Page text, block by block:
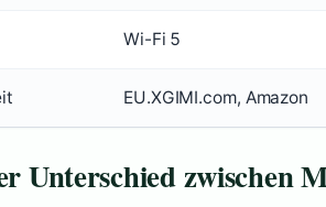
Wi-Fi 5
EU.XGIMI.com, Amazon
Unterschied zwischen